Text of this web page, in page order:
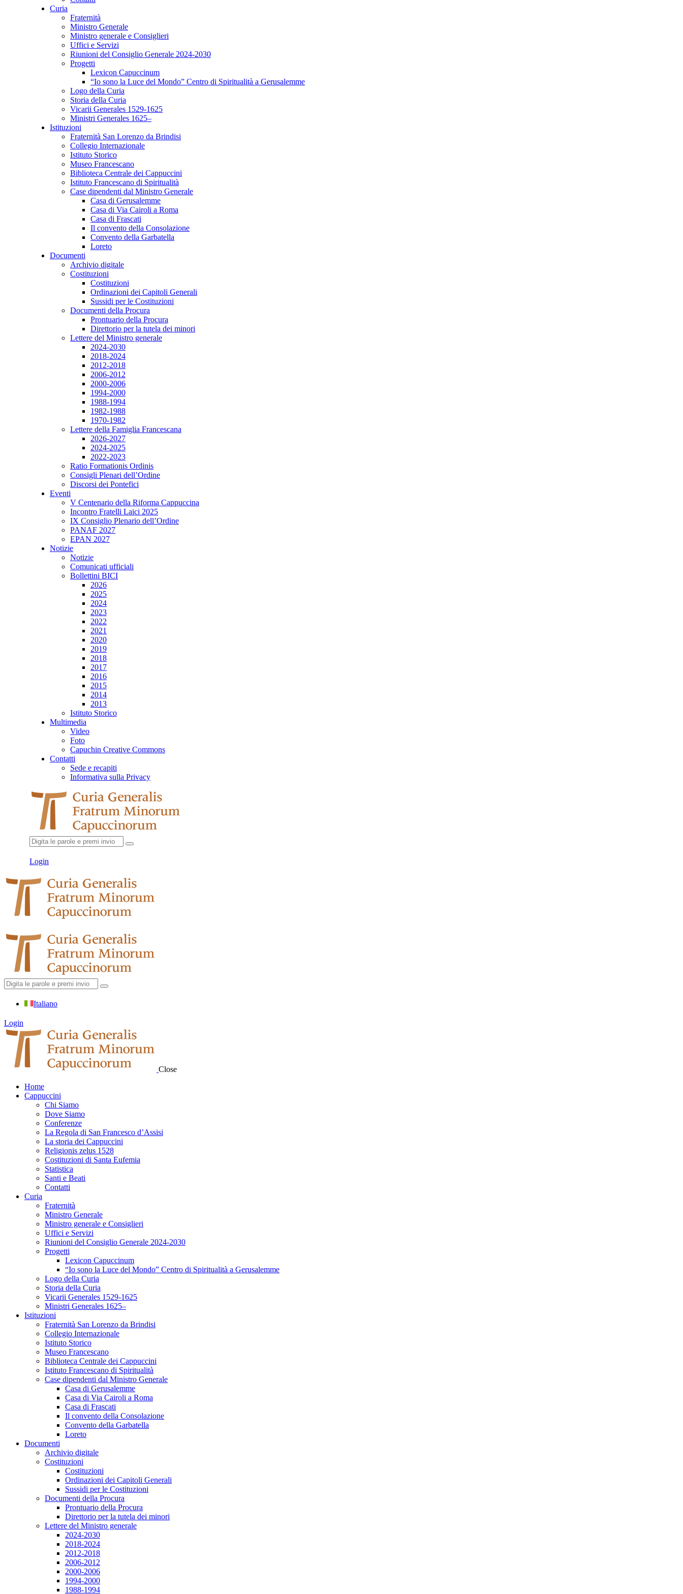
Curia
Fraternità
Ministro Generale
Ministro generale e Consiglieri
Uffici e Servizi
Riunioni del Consiglio Generale 2024-2030
Progetti
Lexicon Capuccinum
“Io sono la Luce del Mondo” Centro di Spiritualità a Gerusalemme
Logo della Curia
Storia della Curia
Vicarii Generales 1529-1625
Ministri Generales 1625–
Istituzioni
Fraternità San Lorenzo da Brindisi
Collegio Internazionale
Istituto Storico
Museo Francescano
Biblioteca Centrale dei Cappuccini
Istituto Francescano di Spiritualità
Case dipendenti dal Ministro Generale
Casa di Gerusalemme
Casa di Via Cairoli a Roma
Casa di Frascati
Il convento della Consolazione
Convento della Garbatella
Loreto
Documenti
Archivio digitale
Costituzioni
Costituzioni
Ordinazioni dei Capitoli Generali
Sussidi per le Costituzioni
Documenti della Procura
Prontuario della Procura
Direttorio per la tutela dei minori
Lettere del Ministro generale
2024-2030
2018-2024
2012-2018
2006-2012
2000-2006
1994-2000
1988-1994
1982-1988
1970-1982
Lettere della Famiglia Francescana
2026-2027
2024-2025
2022-2023
Ratio Formationis Ordinis
Consigli Plenari dell’Ordine
Discorsi dei Pontefici
Eventi
V Centenario della Riforma Cappuccina
Incontro Fratelli Laici 2025
IX Consiglio Plenario dell’Ordine
PANAF 2027
EPAN 2027
Notizie
Notizie
Comunicati ufficiali
Bollettini BICI
2026
2025
2024
2023
2022
2021
2020
2019
2018
2017
2016
2015
2014
2013
Istituto Storico
Multimedia
Video
Foto
Capuchin Creative Commons
Contatti
Sede e recapiti
Informativa sulla Privacy
Login
Italiano
Login
Close
Home
Cappuccini
Chi Siamo
Dove Siamo
Conferenze
La Regola di San Francesco d’Assisi
La storia dei Cappuccini
Religionis zelus 1528
Costituzioni di Santa Eufemia
Statistica
Santi e Beati
Contatti
Curia
Fraternità
Ministro Generale
Ministro generale e Consiglieri
Uffici e Servizi
Riunioni del Consiglio Generale 2024-2030
Progetti
Lexicon Capuccinum
“Io sono la Luce del Mondo” Centro di Spiritualità a Gerusalemme
Logo della Curia
Storia della Curia
Vicarii Generales 1529-1625
Ministri Generales 1625–
Istituzioni
Fraternità San Lorenzo da Brindisi
Collegio Internazionale
Istituto Storico
Museo Francescano
Biblioteca Centrale dei Cappuccini
Istituto Francescano di Spiritualità
Case dipendenti dal Ministro Generale
Casa di Gerusalemme
Casa di Via Cairoli a Roma
Casa di Frascati
Il convento della Consolazione
Convento della Garbatella
Loreto
Documenti
Archivio digitale
Costituzioni
Costituzioni
Ordinazioni dei Capitoli Generali
Sussidi per le Costituzioni
Documenti della Procura
Prontuario della Procura
Direttorio per la tutela dei minori
Lettere del Ministro generale
2024-2030
2018-2024
2012-2018
2006-2012
2000-2006
1994-2000
1988-1994